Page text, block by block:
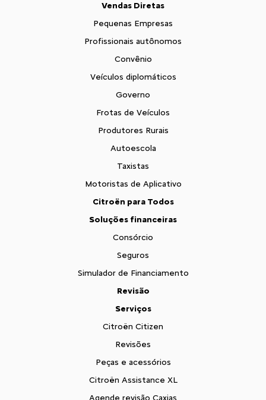
Vendas Diretas
Pequenas Empresas
Profissionais autônomos
Convênio
Veículos diplomáticos
Governo
Frotas de Veículos
Produtores Rurais
Autoescola
Taxistas
Motoristas de Aplicativo
Citroën para Todos
Soluções financeiras
Consórcio
Seguros
Simulador de Financiamento
Revisão
Serviços
Citroën Citizen
Revisões
Peças e acessórios
Citroën Assistance XL
Agende revisão Caxias